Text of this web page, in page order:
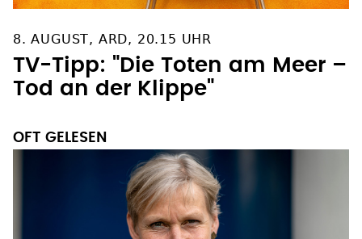
8. AUGUST, ARD, 20.15 UHR
TV-Tipp: "Die Toten am Meer –
Tod an der Klippe"
OFT GELESEN